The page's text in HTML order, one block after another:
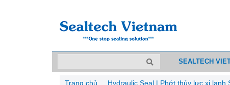
SEALTECH
Trang chủ Hydraulic Seal | Phớt thủy lực xi lanh